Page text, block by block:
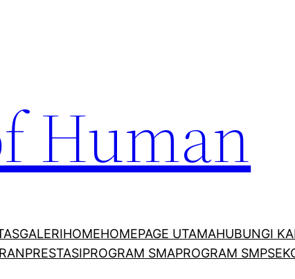
Human
GALERIHOMEHOMEPAGE UTAMAHUBUNGI
PRESTASIPROGRAM SMAPROGRAM SMP